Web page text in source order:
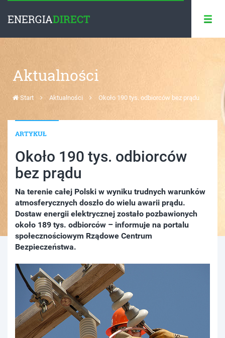
ENERGIADIRECT
Aktualności
Start Aktualności Około 190 tys. odbiorców bez prądu
ARTYKUŁ
Około 190 tys. odbiorców
bez prądu
Na terenie całej Polski w wyniku trudnych warunków
atmosferycznych doszło do wielu awarii prądu.
Dostaw energii elektrycznej zostało pozbawionych
około 189 tys. odbiorców – informuje na portalu
społecznościowym Rządowe Centrum
Bezpieczeństwa.